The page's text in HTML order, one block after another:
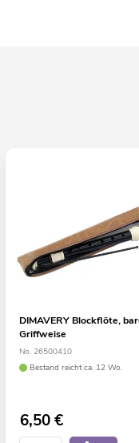
DIMAVERY Blockflöte,
Griffweise
No. 26500410
Bestand reicht ca. 12 Wo.
6,50€